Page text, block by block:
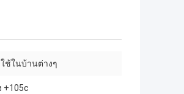
ใช้ในบ้านต่างๆ
+105c